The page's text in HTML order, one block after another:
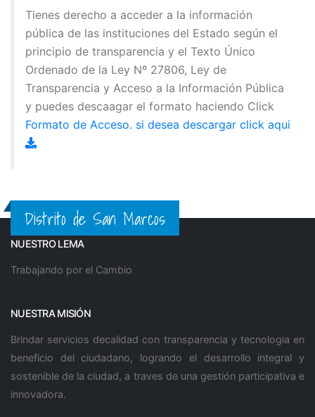
Tienes derecho a acceder a la información
pública de las instituciones del Estado según el
principio de transparencia y el Texto Único
Ordenado de la Ley Nº 27806, Ley de
Transparencia y Acceso a la Información Pública
y puedes descaagar el formato haciendo Click
Formato de Acceso. si desea descargar click aqui
Distrito de San Marcos
NUESTRO LEMA
Trabajando por el Cambio
NUESTRA MISIÓN
Brindar servicios decalidad con transparencia y tecnologia en
beneficio del ciudadano, logrando el desarrollo integral y
sostenible de la ciudad, a traves de una gestión participativa e
innovadora.